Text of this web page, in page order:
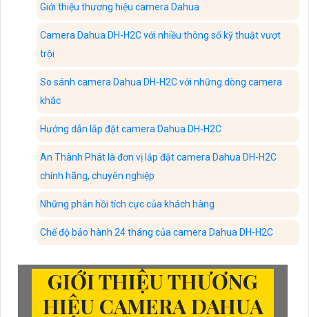
Giới thiệu thương hiệu camera Dahua
Camera Dahua DH-H2C với nhiều thông số kỹ thuật vượt
trội
So sánh camera Dahua DH-H2C với những dòng camera
khác
Hướng dẫn lắp đặt camera Dahua DH-H2C
An Thành Phát là đơn vị lắp đặt camera Dahua DH-H2C
chính hãng, chuyên nghiệp
Những phản hồi tích cực của khách hàng
Chế độ bảo hành 24 tháng của camera Dahua DH-H2C
GIỚI THIỆU THƯƠNG
HIỆU CAMERA DAHUA